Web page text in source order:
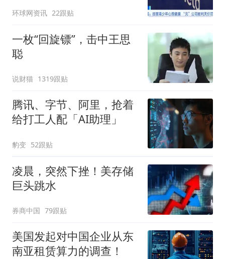
环球网资讯 22跟贴
一枚“回旋镖”，击中王思
聪
说财猫 1319跟贴
腾讯、字节、阿里，抢着
给打工人配「AI助理」
豹变 52跟贴
凌晨，突然下挫！美存储
巨头跳水
券商中国 79跟贴
美国发起对中国企业从东
南亚租赁算力的调查！